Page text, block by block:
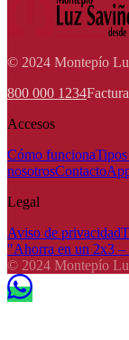
© 2024 Montepío
800 000 1234
Accesos
Cómo funciona
nosotrosContacto
Legal
Aviso de privacidad
"Ahorra en un 2x3 –
© 2024 Montepío